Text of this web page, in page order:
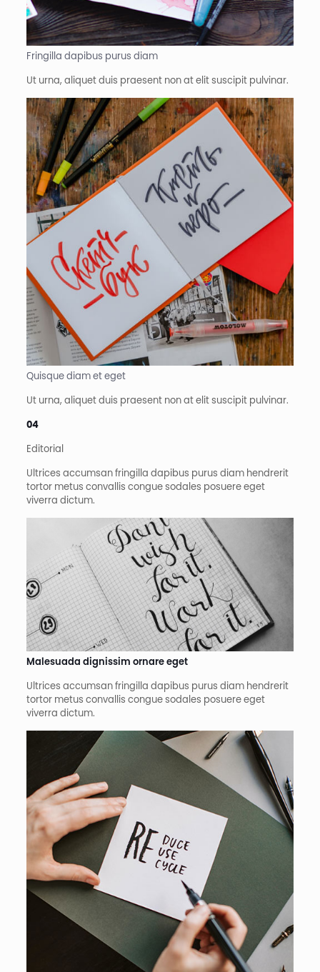
Fringilla dapibus purus diam
Ut urna, aliquet duis praesent non at elit suscipit pulvinar.
Quisque diam et eget​
Ut urna, aliquet duis praesent non at elit suscipit pulvinar.
04
Editorial​​
Ultrices accumsan fringilla dapibus purus diam hendrerit
tortor metus convallis congue sodales posuere eget
viverra dictum.
Malesuada dignissim ornare eget
Ultrices accumsan fringilla dapibus purus diam hendrerit
tortor metus convallis congue sodales posuere eget
viverra dictum.